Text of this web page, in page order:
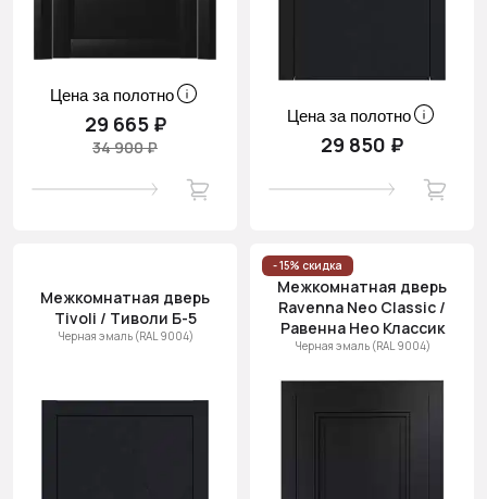
Цена за полотно
29 665 ₽
34 900 ₽
Цена за полотно
29 850 ₽
Межкомнатная дверь
Tivoli / Тиволи Б-5
Черная эмаль (RAL 9004)
- 15% скидка
Межкомнатная дверь
Ravenna Neo Classic /
Равенна Нео Классик
Черная эмаль (RAL 9004)